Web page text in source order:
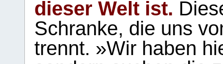
dieser Welt ist.
Schranke, die uns
trennt. »Wir haben